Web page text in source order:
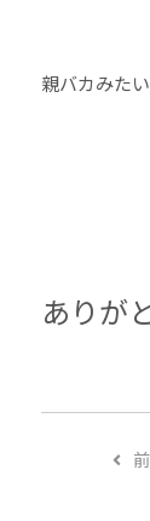
親バカみた
ありが